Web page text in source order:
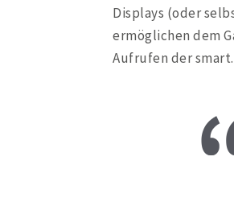
Displays (oder
ermöglichen dem
Aufrufen der